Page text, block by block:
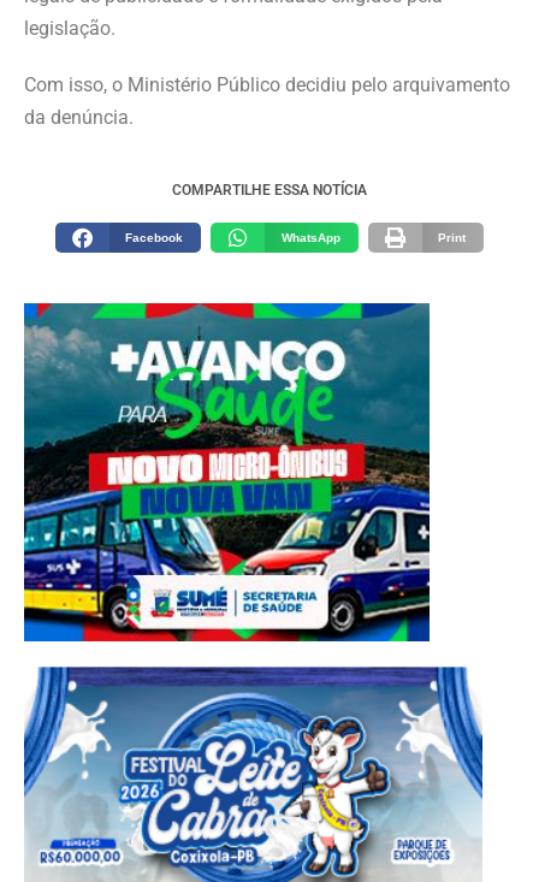
legislação.
Com isso, o Ministério Público decidiu pelo arquivamento
da denúncia.
COMPARTILHE ESSA NOTÍCIA
Facebook WhatsApp Print